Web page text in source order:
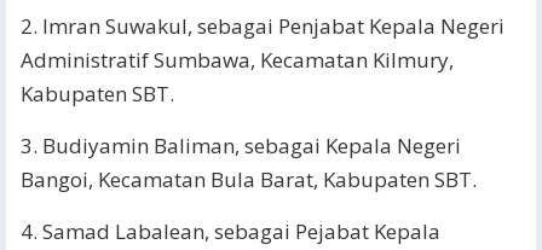
2. Imran Suwakul, sebagai Penjabat Kepala Negeri
Administratif Sumbawa, Kecamatan Kilmury,
Kabupaten SBT.
3. Budiyamin Baliman, sebagai Kepala Negeri
Bangoi, Kecamatan Bula Barat, Kabupaten SBT.
4. Samad Labalean, sebagai Pejabat Kepala